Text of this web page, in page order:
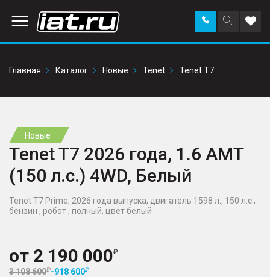
Поиск
по
Заказать
звонок в
Главная
Каталог Новые Tenet Tenet T7
Новые
Tenet T7 2026 года, 1.6 AMT
(150 л.с.) 4WD, Белый
Tenet T7 Prime, 2026 года выпуска, двигатель 1598 л., 150 л.с.,
бензин , робот , полный, цвет белый
от 2 190 000
3 108 600 -918 600